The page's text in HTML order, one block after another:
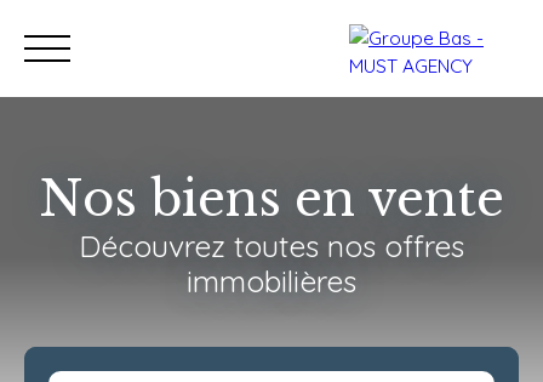
Acheter Vendre Programmes
Nos biens en vente
Découvrez toutes nos offres
immobilières